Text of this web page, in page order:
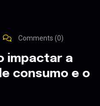
Comments (0)
impactar a
consumo e o